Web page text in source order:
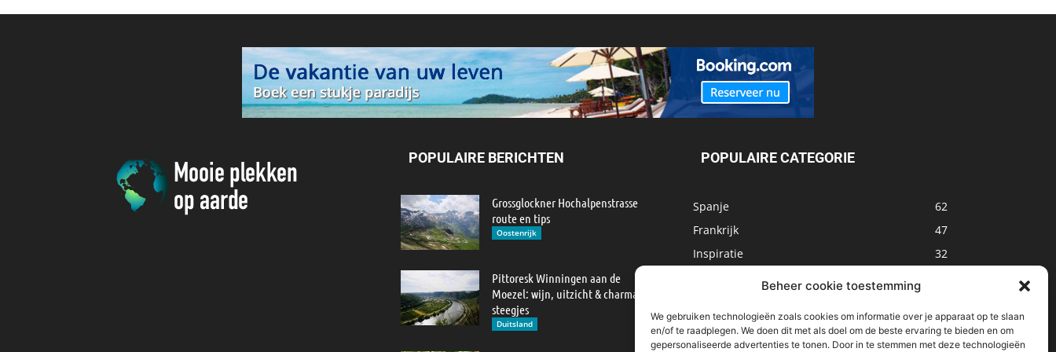
Beheer cookie toestemming
We gebruiken technologieën zoals cookies om informatie over je apparaat op te slaan
en/of te raadplegen. We doen dit met als doel om de beste ervaring te bieden en om
gepersonaliseerde advertenties te tonen. Door in te stemmen met deze technologieën
POPULAIRE BERICHTEN
Grossglockner Hochalpenstrasse
route en tips
Oostenrijk
Pittoresk Winningen aan de
Moezel: wijn, uitzicht & charmante
steegjes
Duitsland
POPULAIRE CATEGORIE
Spanje
62
Frankrijk
47
Inspiratie
32
Malta
31
Roemenië
29